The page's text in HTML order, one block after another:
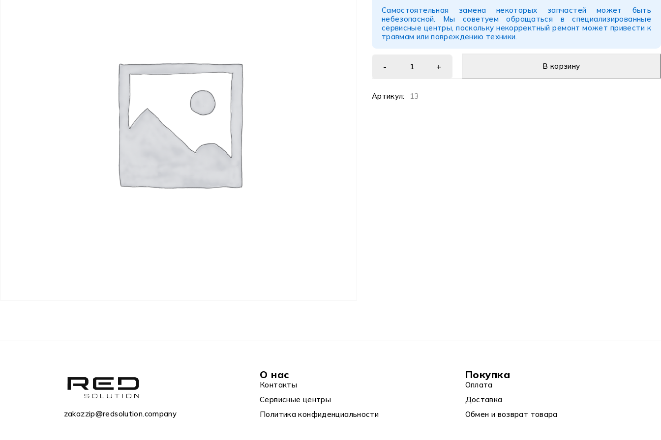
Самостоятельная замена некоторых запчастей может быть
небезопасной. Мы советуем обращаться в специализированные
сервисные центры, поскольку некорректный ремонт может привести к
травмам или повреждению техники.
В корзину
Артикул: 13
zakazzip@redsolution.company
О нас
Контакты
Сервисные центры
Политика конфиденциальности
Покупка
Оплата
Доставка
Обмен и возврат товара